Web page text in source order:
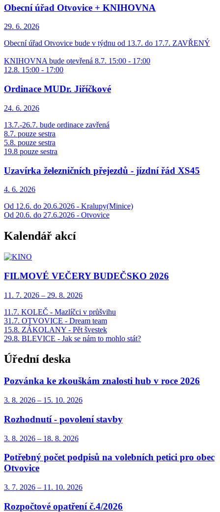
Obecní úřad Otvovice + KNIHOVNA
29. 6. 2026
Obecní úřad Otvovice bude v týdnu od 13.7. do 17.7. ZAVŘENÝ
KNIHOVNA bude otevřená 8.7. 15:00 - 17:00
12.8. 15:00 - 17:00
Ordinace MUDr. Jiříčkové
24. 6. 2026
13.7.-26.7. bude ordinace zavřená
8.7. pouze sestra
5.8. pouze sestra
19.8 pouze sestra
Uzavírka železničních přejezdů - jízdní řád XS45
4. 6. 2026
Od 12.6. do 20.6.2026 - Kralupy(Minice)
Od 20.6. do 27.6.2026 - Otvovice
Kalendář akcí
FILMOVÉ VEČERY BUDEČSKO 2026
11. 7. 2026 – 29. 8. 2026
11.7. KOLEČ - Mazlíčci v průšvihu
31.7. OTVOVICE - Dream team
15.8. ZÁKOLANY - Pět švestek
29.8. BLEVICE - Jak se nám to mohlo stát?
Úřední deska
Pozvánka ke zkouškám znalosti hub v roce 2026
3. 8. 2026 – 15. 10. 2026
Rozhodnutí - povolení stavby
3. 8. 2026 – 18. 8. 2026
Potřebný počet podpisů na volebních petici pro obec
Otvovice
3. 7. 2026 – 11. 10. 2026
Rozpočtové opatření č.4/2026